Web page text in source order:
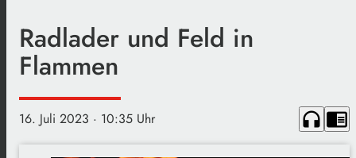
Radlader und Feld in
Flammen
16. Juli 2023 · 10:35 Uhr headphones chrome_reader_mode